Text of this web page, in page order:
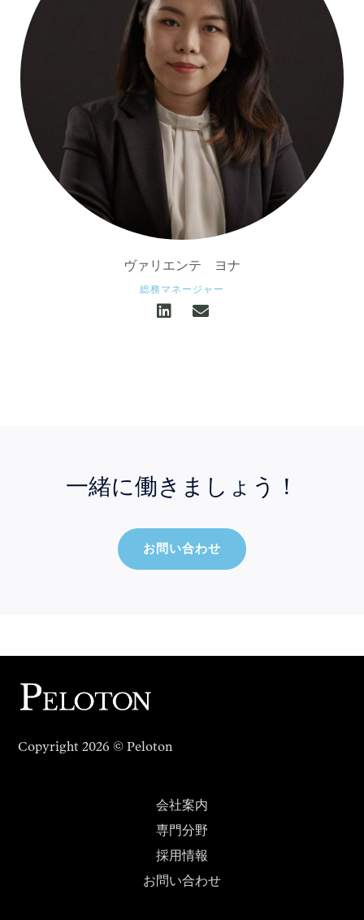
ヴァリエンテ ヨナ
総務マネージャー
一緒に働きましょう！
お問い合わせ
Copyright 2026 © Peloton
会社案内
専門分野
採用情報
お問い合わせ